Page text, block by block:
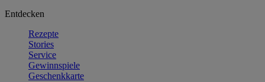
Entdecken
Rezepte
Stories
Service
Gewinnspiele
Geschenkkarte